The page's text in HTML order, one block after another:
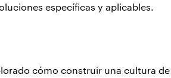
específicas y aplicables.
cómo construir una cultura de